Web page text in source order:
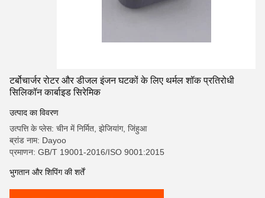
टर्बोचार्जर रोटर और डीजल इंजन घटकों के लिए थर्मल शॉक प्रतिरोधी
सिलिकॉन कार्बाइड सिरेमिक
उत्पाद का विवरण
उत्पत्ति के प्लेस: चीन में निर्मित, झेजियांग, जिंहुआ
ब्रांड नाम: Dayoo
प्रमाणन: GB/T 19001-2016/ISO 9001:2015
भुगतान और शिपिंग की शर्तें